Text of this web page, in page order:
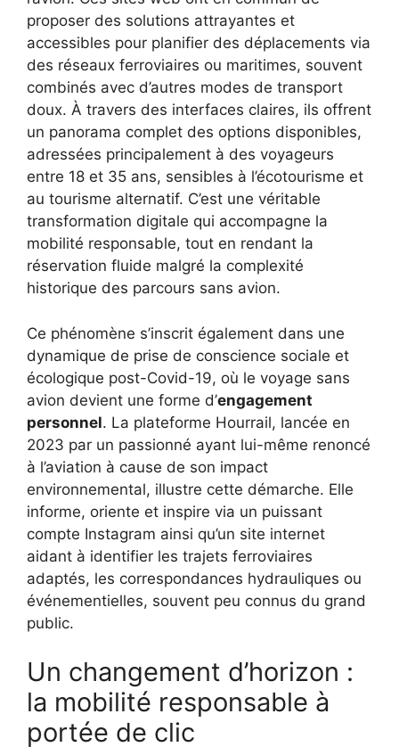
proposer des solutions attrayantes et
accessibles pour planifier des déplacements via
des réseaux ferroviaires ou maritimes, souvent
combinés avec d’autres modes de transport
doux. À travers des interfaces claires, ils offrent
un panorama complet des options disponibles,
adressées principalement à des voyageurs
entre 18 et 35 ans, sensibles à l’écotourisme et
au tourisme alternatif. C’est une véritable
transformation digitale qui accompagne la
mobilité responsable, tout en rendant la
réservation fluide malgré la complexité
historique des parcours sans avion.
Ce phénomène s’inscrit également dans une
dynamique de prise de conscience sociale et
écologique post-Covid-19, où le voyage sans
avion devient une forme d’engagement
personnel. La plateforme Hourrail, lancée en
2023 par un passionné ayant lui-même renoncé
à l’aviation à cause de son impact
environnemental, illustre cette démarche. Elle
informe, oriente et inspire via un puissant
compte Instagram ainsi qu’un site internet
aidant à identifier les trajets ferroviaires
adaptés, les correspondances hydrauliques ou
événementielles, souvent peu connus du grand
public.
Un changement d’horizon :
la mobilité responsable à
portée de clic